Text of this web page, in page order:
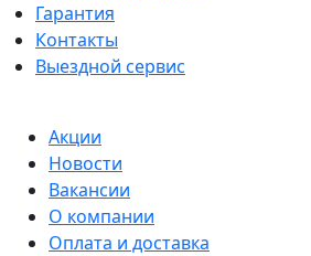
Гарантия
Контакты
Выездной сервис
Акции
Новости
Вакансии
О компании
Оплата и доставка